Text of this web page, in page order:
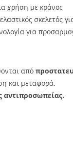
χρήση με κράνος
σκελετός
για
από
και μεταφορά.
αντιπροσωπείας.